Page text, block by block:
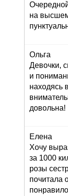
на высшем
Ольга
Девочки,
и
находясь
довольна!
Елена
Хочу
за 1000
розы
почитала